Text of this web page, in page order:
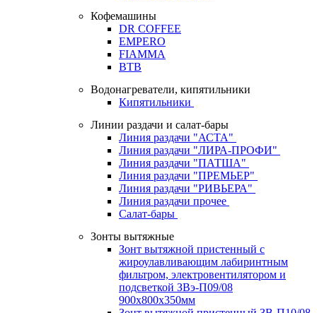
Кофемашины
DR COFFEE
EMPERO
FIAMMA
BTB
Водонагреватели, кипятильники
Кипятильники
Линии раздачи и салат-бары
Линия раздачи "АСТА"
Линия раздачи "ЛИРА-ПРОФИ"
Линия раздачи "ПАТША"
Линия раздачи "ПРЕМЬЕР"
Линия раздачи "РИВЬЕРА"
Линия раздачи прочее
Салат-бары
Зонты вытяжные
Зонт вытяжной пристенный с
жироулавливающим лабиринтным
фильтром, электровентилятором и
подсветкой ЗВэ-П09/08
900х800х350мм